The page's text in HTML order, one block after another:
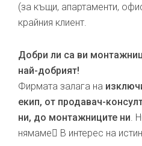
(за къщи, апартаменти,
крайния клиент.
Добри ли са ви
най-добрият!
Фирмата залага на
екип, от продавач-
ни, до монтажниците ни .
нямаме В интерес на